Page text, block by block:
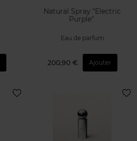
Natural Spray "Electric
Purple"
Eau de parfum
200,90 € Ajouter